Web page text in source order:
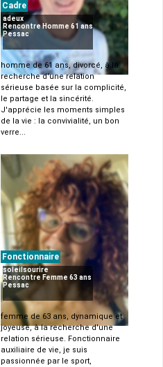
Cadre
adeux
Rencontre Homme 61 ans
Pessac
homme de 61 ans, divorcé, à la
recherche d'une relation
sérieuse basée sur la complicité,
le partage et la sincérité.
J'apprécie les moments simples
de la vie : la convivialité, un bon
verre...
Fonctionnaire
soleilsourire
Rencontre Femme 63 ans
Pessac
femme de 63 ans, dynamique et
joyeuse, à la recherche d'une
relation sérieuse. Fonctionnaire
auxiliaire de vie, je suis
passionnée par le sport,